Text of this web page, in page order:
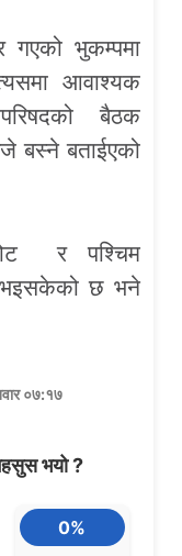
गएको भुकम्पमा
आवाश्यक
बैठक
बस्ने बताईएको
र पश्चिम
भइसकेको छ भने
०७:१७
भयो ?
0%